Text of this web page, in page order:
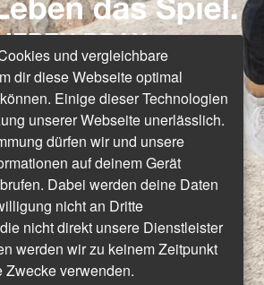
und vergleichbare
dir diese Webseite optimal
Einige dieser Technologien
unserer Webseite unerlässlich.
dürfen wir und unsere
auf deinem Gerät
Dabei werden deine Daten
nicht an Dritte
nicht direkt unsere Dienstleister
werden wir zu keinem Zeitpunkt
Zwecke verwenden.